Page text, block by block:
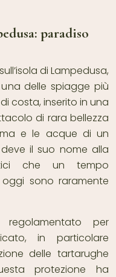
paradiso
di Lampedusa,
delle spiagge più
costa, inserito in una
di rara bellezza
e le acque di un
il suo nome alla
che un tempo
sono raramente
per
in particolare
delle tartarughe
protezione ha